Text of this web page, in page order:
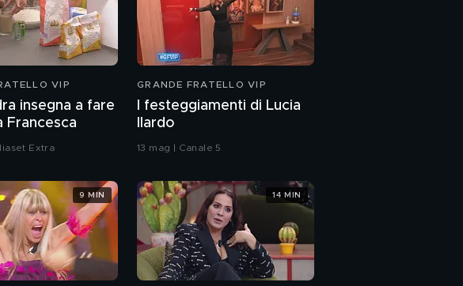
VIP
insegna a fare
Francesca
Extra
GRANDE FRATELLO VIP
I festeggiamenti di Lucia
Ilardo
13 mag | Canale 5
9 MIN 14 MIN